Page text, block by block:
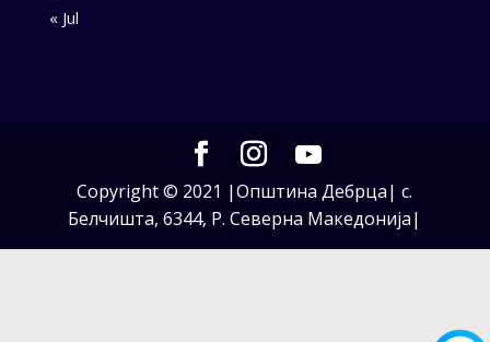
« Jul
Copyright © 2021 |Општина Дебрца| с.
Белчишта, 6344, Р. Северна Македонија|